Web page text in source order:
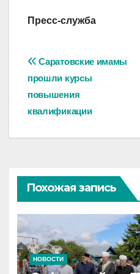
Пресс-служба
Навигация
по
записям
Саратовские имамы
прошли курсы
повышения
квалификации
Похожая запись
НОВОСТИ